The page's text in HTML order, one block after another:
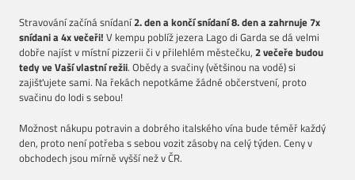
Stravování začíná snídaní2. den a končí snídaní 8. den a zahrnuje 7x
snídani a 4x večeři! V kempu poblíž jezera Lago di Garda se dá velmi
dobře najíst v místní pizzerii či v přilehlém městečku, 2 večeře budou
tedy ve Vaší vlastní režii. Obědy a svačiny (většinou na vodě) si
zajišťujete sami. Na řekách nepotkáme žádné občerstvení, proto
svačinu do lodi s sebou!
Možnost nákupu potravin a dobrého italského vína bude téměř každý
den, proto není potřeba s sebou vozit zásoby na celý týden. Ceny v
obchodech jsou mírně vyšší než v ČR.